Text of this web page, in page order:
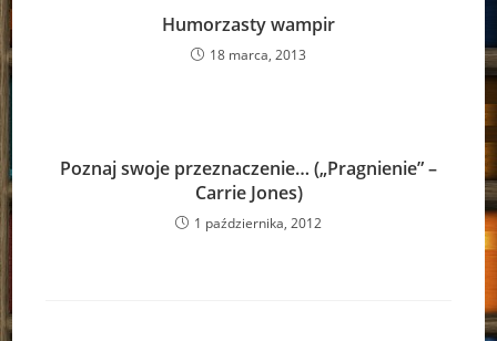
Humorzasty wampir
18 marca, 2013
Poznaj swoje przeznaczenie… („Pragnienie” –
Carrie Jones)
1 października, 2012